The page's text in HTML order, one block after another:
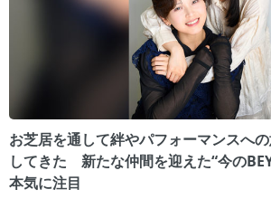
お芝居を通して絆やパフォーマンスへ
してきた 新たな仲間を迎えた“今の
本気に注目